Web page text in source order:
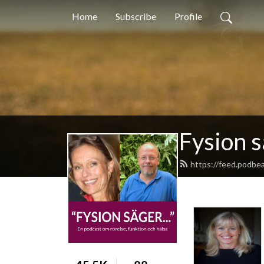
Home Subscribe Profile
Fysion
https://